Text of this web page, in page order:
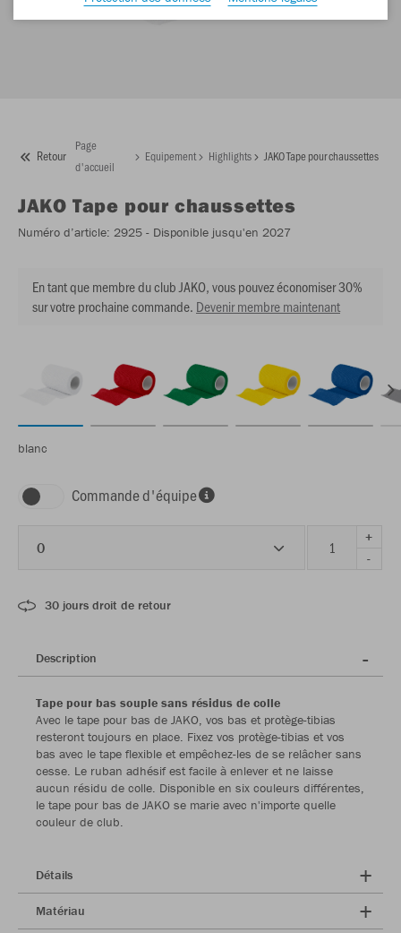
Retour
Page
d'accueil
Equipement Highlights JAKO Tape pour chaussettes
JAKO Tape pour chaussettes
Numéro d’article: 2925 - Disponible jusqu'en 2027
En tant que membre du club JAKO, vous pouvez économiser 30%
sur votre prochaine commande. Devenir membre maintenant
blanc
Commande d'équipe
0
+
-
30 jours droit de retour
Description
Tape pour bas souple sans résidus de colle
Avec le tape pour bas de JAKO, vos bas et protège-tibias
resteront toujours en place. Fixez vos protège-tibias et vos
bas avec le tape flexible et empêchez-les de se relâcher sans
cesse. Le ruban adhésif est facile à enlever et ne laisse
aucun résidu de colle. Disponible en six couleurs différentes,
le tape pour bas de JAKO se marie avec n'importe quelle
couleur de club.
Détails
Matériau